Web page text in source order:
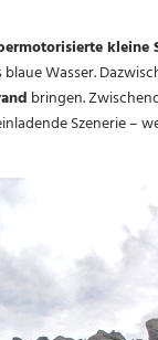
kleine
Wasser.
bringen.
Szenerie –